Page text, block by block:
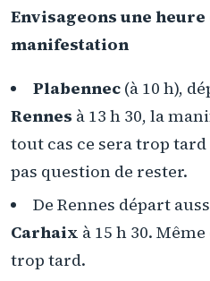
Envisageons une
manifestation
Plabennec (à 10 h),
Rennes à 13 h 30, la
tout cas ce sera trop
pas question de rester.
De Rennes départ
Carhaix à 15 h 30.
trop tard.